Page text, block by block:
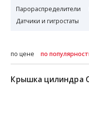
Парораспределители
Датчики и гигростаты
по цене по
Крышка цилиндра